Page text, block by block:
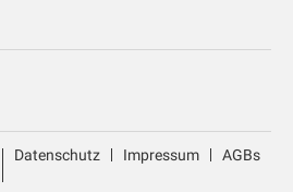
Datenschutz Impressum AGBs